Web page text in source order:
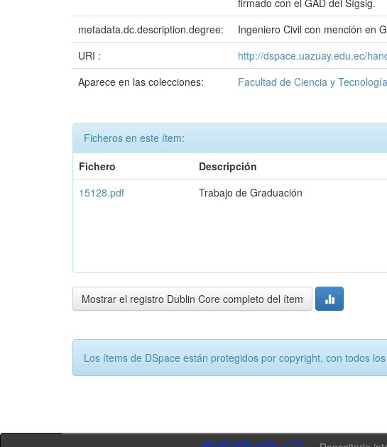
firmado con el GAD del Sígsig.
metadata.dc.description.degree:
Ingeniero Civil con mención en
URI :
http://dspace.uazuay.edu.ec/
Aparece en las colecciones:
Facultad de Ciencia y Tecnología
Ficheros en este ítem:
Fichero
Descripción
15128.pdf
Trabajo de Graduación
Mostrar el registro Dublin Core completo del ítem
Los ítems de DSpace están protegidos por copyright, con todos